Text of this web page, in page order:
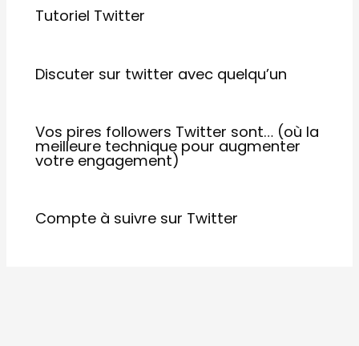
Tutoriel Twitter
Discuter sur twitter avec quelqu’un
Vos pires followers Twitter sont… (où la
meilleure technique pour augmenter
votre engagement)
Compte à suivre sur Twitter